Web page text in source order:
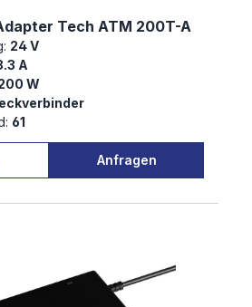
Tech ATM 200T-A
24 V
A
W
61
Anfragen